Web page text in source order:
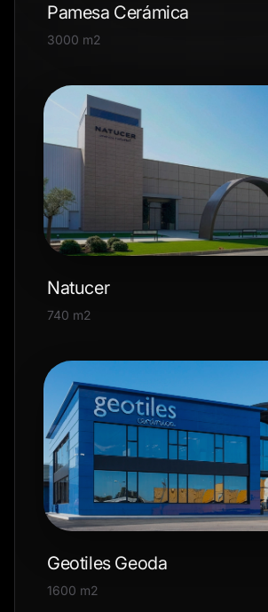
Pamesa Cerámica
3000 m2
Natucer
740 m2
Geotiles Geoda
1600 m2